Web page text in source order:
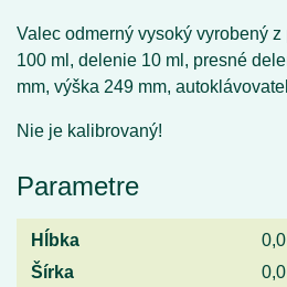
Valec odmerný vysoký vyrobený
100 ml, delenie 10 ml, presné
mm, výška 249 mm,
Nie je kalibrovaný!
Parametre
Hĺbka
Šírka